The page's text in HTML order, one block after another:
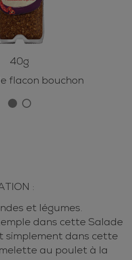
40g
:
et légumes.
dans cette Salade
simplement dans cette
au poulet à la